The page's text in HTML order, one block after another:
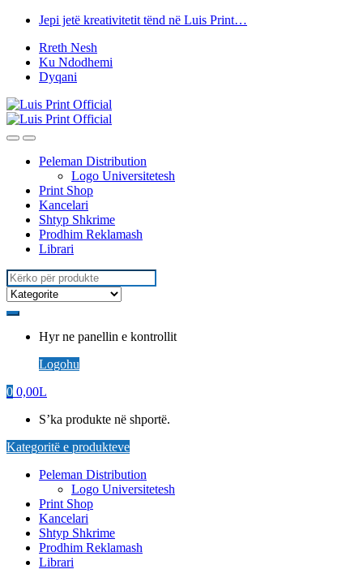
Kalo
lundrimi
Kalo
përmbajtja
Jepi jetë kreativitetit tënd në Luis Print…
Rreth Nesh
Ku Ndodhemi
Dyqani
Peleman Distribution
Logo Universitetesh
Print Shop
Kancelari
Shtyp Shkrime
Prodhim Reklamash
Librari
Kërko
për:
Hyr ne panellin e kontrollit
Logohu
0 0,00L
S’ka produkte në shportë.
Kategoritë e produkteve
Peleman Distribution
Logo Universitetesh
Print Shop
Kancelari
Shtyp Shkrime
Prodhim Reklamash
Librari